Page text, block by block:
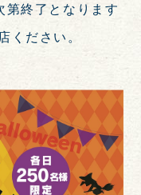
第終了となります
ください。